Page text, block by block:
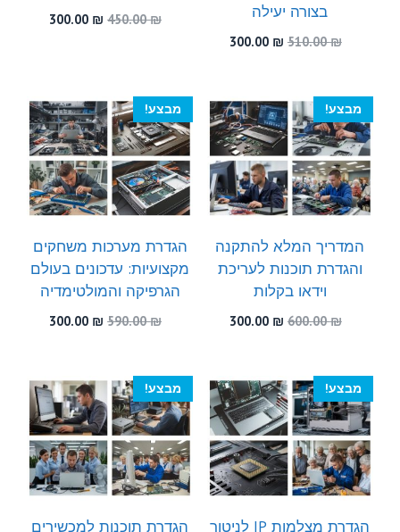
בצורה יעילה
510.00₪
המחיר
300.00 ₪
300.00 ₪.
450.00₪
המחיר
300.00 ₪
המחיר
מבצע!
המדריך המלא להתקנה
והגדרת תוכנות לעריכת
וידאו בקלות
600.00₪
המחיר
600.00 ₪.
300.00 ₪
300.00 ₪.
מבצע!
הגדרת מערכות משחקים
מקצועיות: עדכונים בעולם
הגרפיקה והמולטימדיה
590.00₪
המחיר
590.00 ₪.
300.00 ₪
המחיר
300.00 ₪.
מבצע!
הגדרת מצלמות IP לניטור
מבצע!
הגדרת תוכנות למכשירים